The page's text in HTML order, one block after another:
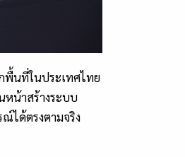
พื้นที่ในประเทศไทย
หน้าสร้างระบบ
ได้ตรงตามจริง